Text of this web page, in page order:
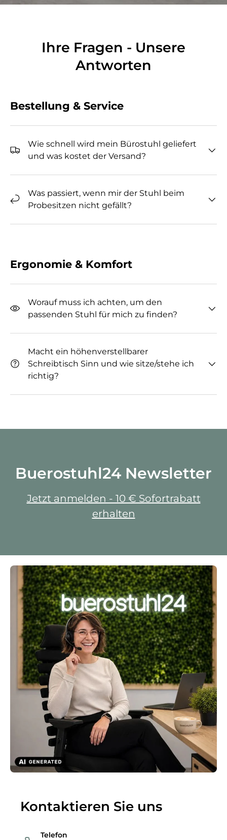
Ihre Fragen - Unsere
Antworten
Bestellung & Service
Wie schnell wird mein Bürostuhl geliefert
und was kostet der Versand?
Was passiert, wenn mir der Stuhl beim
Probesitzen nicht gefällt?
Ergonomie & Komfort
Worauf muss ich achten, um den
passenden Stuhl für mich zu finden?
Macht ein höhenverstellbarer
Schreibtisch Sinn und wie sitze/stehe ich
richtig?
Buerostuhl24 Newsletter
Jetzt anmelden - 10 € Sofortrabatt
erhalten
Kontaktieren Sie uns
Telefon